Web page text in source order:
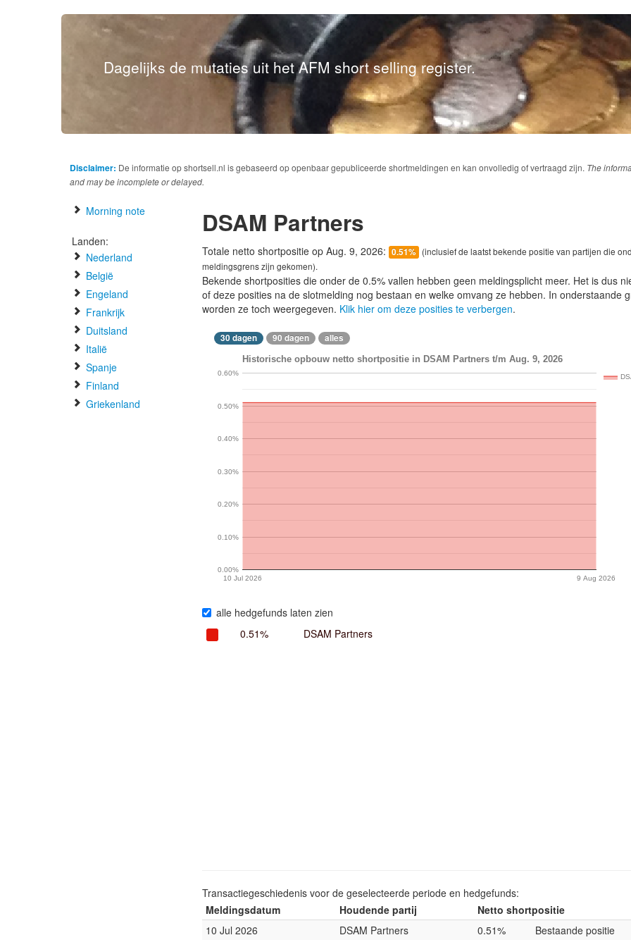
Dagelijks de mutaties uit het AFM short selling register.
Disclaimer: De informatie op shortsell.nl is gebaseerd op openbaar gepubliceerde shortmeldingen en kan onvolledig of vertraagd zijn. The
and may be incomplete or delayed.
Morning note
Landen:
Nederland
België
Engeland
Frankrijk
Duitsland
Italië
Spanje
Finland
Griekenland
DSAM Partners
Totale netto shortpositie op Aug. 9, 2026: 0.51% (inclusief de laatst bekende positie van partijen die
meldingsgrens zijn gekomen).
Bekende shortposities die onder de 0.5% vallen hebben geen meldingsplicht meer. Het is dus
of deze posities na de slotmelding nog bestaan en welke omvang ze hebben. In onderstaande
worden ze toch weergegeven. Klik hier om deze posities te verbergen.
30 dagen 90 dagen alles
Historische opbouw netto shortpositie in DSAM Partners t/m Aug. 9, 2026
10 Jul 2026 9 Aug 2026
0.00%
0.10%
0.20%
0.30%
0.40%
0.50%
0.60%
alle hedgefunds laten zien
0.51%
DSAM Partners
Transactiegeschiedenis voor de geselecteerde periode en hedgefunds:
Meldingsdatum
Houdende partij
Netto shortpositie
10 Jul 2026
DSAM Partners 0.51% Bestaande positie